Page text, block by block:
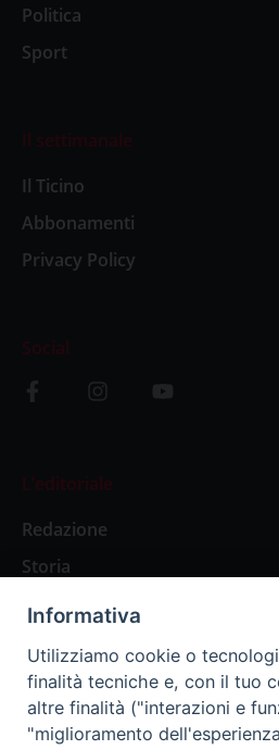
Politica
Sport
Il settimanale
Il Ticino
Abbonamenti
Privacy Policy
Social
L’editoriale
Redazione
Storia
Abbonamenti
Abbonamento Annuale Digitale
Abbonamento Annuale
Informativa
Utilizziamo cookie o
finalità tecniche e, con il tuo
altre finalità ("interazioni e
"miglioramento